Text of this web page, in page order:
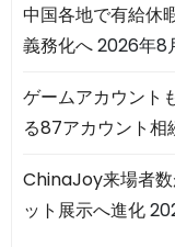
中国各地で有給休
義務化へ2026年8
ゲームアカウント
る87アカウント相
ChinaJoy来場者
ット展示へ進化